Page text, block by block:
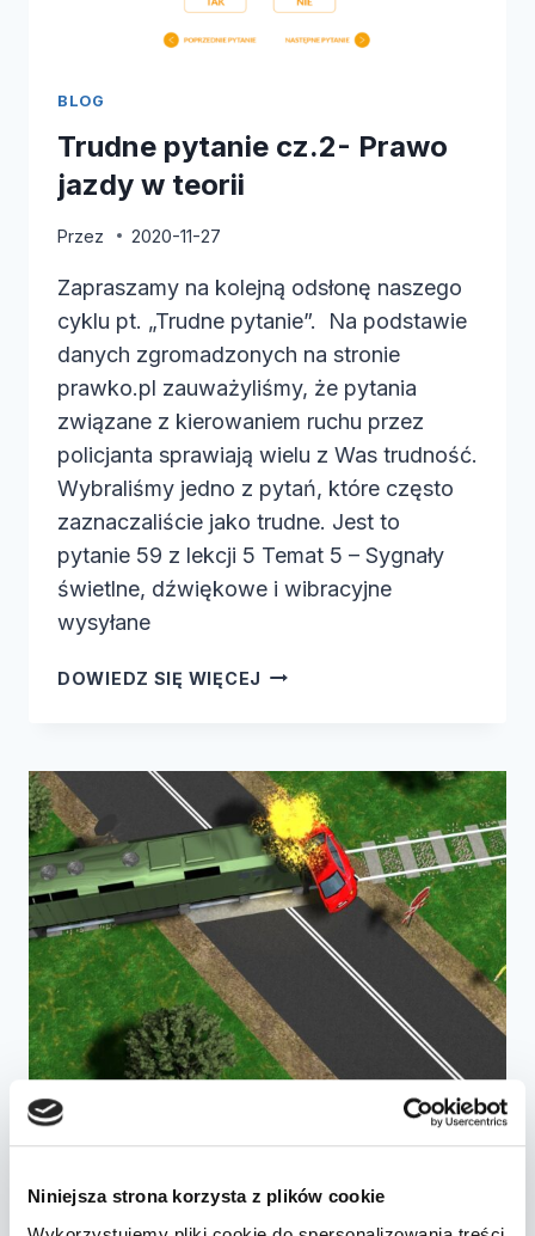
Niniejsza strona korzysta z plików cookie
BLOG
Trudne pytanie cz.2- Prawo
jazdy w teorii
Przez 2020-11-27
Zapraszamy na kolejną odsłonę naszego
cyklu pt. „Trudne pytanie”. Na podstawie
danych zgromadzonych na stronie
prawko.pl zauważyliśmy, że pytania
związane z kierowaniem ruchu przez
policjanta sprawiają wielu z Was trudność.
Wybraliśmy jedno z pytań, które często
zaznaczaliście jako trudne. Jest to
pytanie 59 z lekcji 5 Temat 5 – Sygnały
świetlne, dźwiękowe i wibracyjne
wysyłane
DOWIEDZ SIĘ WIĘCEJ TRUDNE
JAZDY
W
TEORII
BLOG
wadze ciężkiej? Zasady